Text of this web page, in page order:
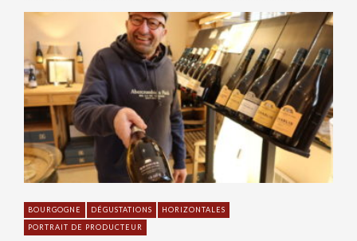
BOURGOGNE DÉGUSTATIONS
HORIZONTALES
PORTRAIT DE PRODUCTEUR